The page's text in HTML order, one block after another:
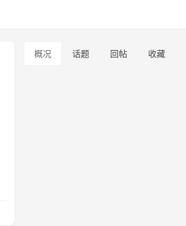
概况 话题 回帖 收藏